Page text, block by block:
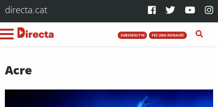
directa.cat
SUBSCRIU-T'HI FES UNA DONACIÓ
Acre